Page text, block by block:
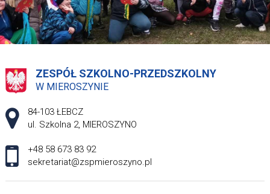
ZESPÓŁ SZKOLNO-PRZEDSZKOLNY
W MIEROSZYNIE
Adres pocztowy:
84-103 ŁEBCZ
ul. Szkolna 2, MIEROSZYNO
+48 58 673 83 92
sekretariat@zspmieroszyno.pl